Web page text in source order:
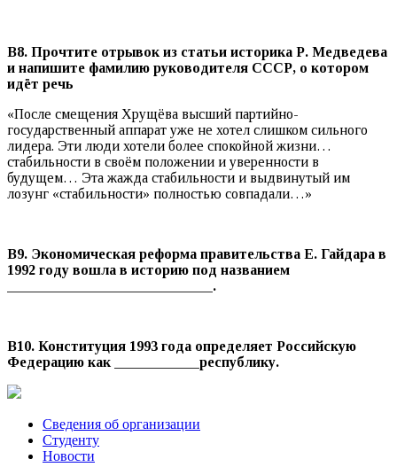
В8. Прочтите отрывок из статьи историка Р. Медведева
и напишите фамилию руководителя СССР, о котором
идёт речь
«После смещения Хрущёва высший партийно-
государственный аппарат уже не хотел слишком сильного
лидера. Эти люди хотели более спокойной жизни…
стабильности в своём положении и уверенности в
будущем… Эта жажда стабильности и выдвинутый им
лозунг «стабильности» полностью совпадали…»
В9. Экономическая реформа правительства Е. Гайдара в
1992 году вошла в историю под названием
_____________________________.
В10. Конституция 1993 года определяет Российскую
Федерацию как ____________республику.
Сведения об организации
Студенту
Новости